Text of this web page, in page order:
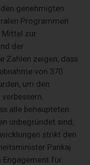
genehmigten
Programmen
Mittel zur
der
Zahlen zeigen, dass
von 370
um den
alle behaupteten
unbegründet sind,
strikt den
Pankaj
Engagement für